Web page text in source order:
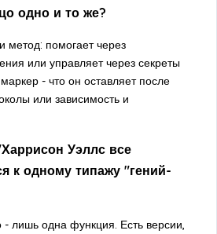
одно и то же?
метод: помогает через
или управляет через секреты
- что он оставляет после
или зависимость и
Уэллс все
к одному типажу "гений-
- лишь одна функция. Есть версии,